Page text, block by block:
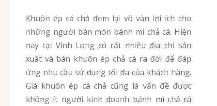
Khuôn ép cá chả đem lại vô vàn lợi ích cho
những người bán món bánh mì chả cá. Hiện
nay tại Vĩnh Long có rất nhiều địa chỉ sản
xuất và bán khuôn ép chả cá ra đời để đáp
ứng nhu cầu sử dụng tối đa của khách hàng.
Giá khuôn ép cá chả cũng là vấn đề được
không ít người kinh doanh bánh mì chả cá